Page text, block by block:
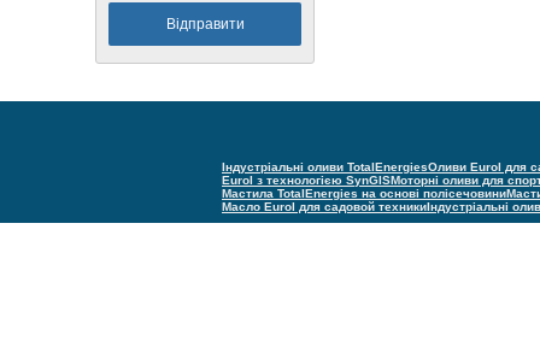
Індустріальні оливи TotalEnergiesОливи Eurol для
Eurol з технологією SynGISМоторні оливи для
Мастила TotalEnergies на основі полісечовини
Масло Eurol для садовой техникиІндустріальні